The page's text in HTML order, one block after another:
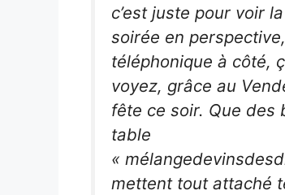
c’est juste pour voir
soirée en
téléphonique à côté,
voyez, grâce au
fête ce soir. Que des
table
«
mettent tout attaché